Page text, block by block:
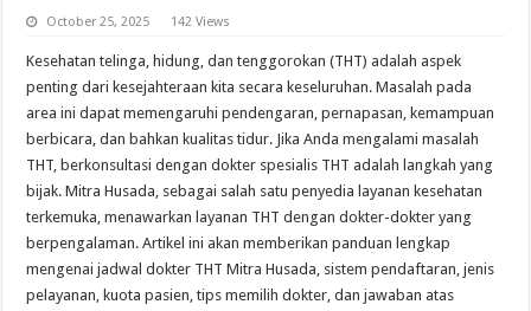
October 25, 2025 142 Views
Kesehatan telinga, hidung, dan tenggorokan (THT) adalah aspek
penting dari kesejahteraan kita secara keseluruhan. Masalah pada
area ini dapat memengaruhi pendengaran, pernapasan, kemampuan
berbicara, dan bahkan kualitas tidur. Jika Anda mengalami masalah
THT, berkonsultasi dengan dokter spesialis THT adalah langkah yang
bijak. Mitra Husada, sebagai salah satu penyedia layanan kesehatan
terkemuka, menawarkan layanan THT dengan dokter-dokter yang
berpengalaman. Artikel ini akan memberikan panduan lengkap
mengenai jadwal dokter THT Mitra Husada, sistem pendaftaran, jenis
pelayanan, kuota pasien, tips memilih dokter, dan jawaban atas